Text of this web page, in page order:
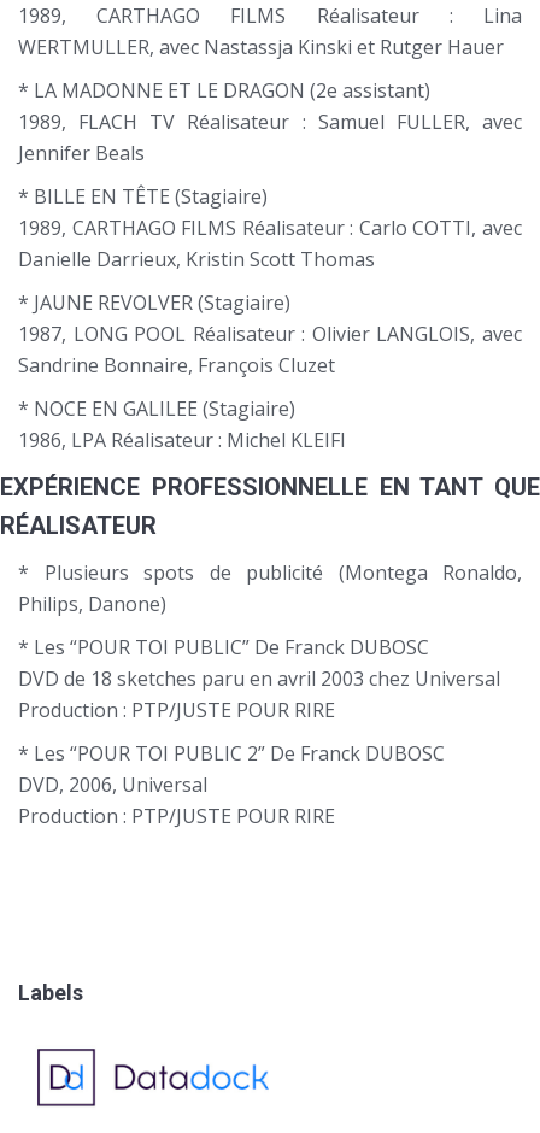
1989, CARTHAGO FILMS Réalisateur : Lina
WERTMULLER, avec Nastassja Kinski et Rutger Hauer
* LA MADONNE ET LE DRAGON (2e assistant)
1989, FLACH TV Réalisateur : Samuel FULLER, avec
Jennifer Beals
* BILLE EN TÊTE (Stagiaire)
1989, CARTHAGO FILMS Réalisateur : Carlo COTTI, avec
Danielle Darrieux, Kristin Scott Thomas
* JAUNE REVOLVER (Stagiaire)
1987, LONG POOL Réalisateur : Olivier LANGLOIS, avec
Sandrine Bonnaire, François Cluzet
* NOCE EN GALILEE (Stagiaire)
1986, LPA Réalisateur : Michel KLEIFI
EXPÉRIENCE PROFESSIONNELLE EN TANT QUE
RÉALISATEUR
* Plusieurs spots de publicité (Montega Ronaldo,
Philips, Danone)
* Les “POUR TOI PUBLIC” De Franck DUBOSC
DVD de 18 sketches paru en avril 2003 chez Universal
Production : PTP/JUSTE POUR RIRE
* Les “POUR TOI PUBLIC 2” De Franck DUBOSC
DVD, 2006, Universal
Production : PTP/JUSTE POUR RIRE
Labels